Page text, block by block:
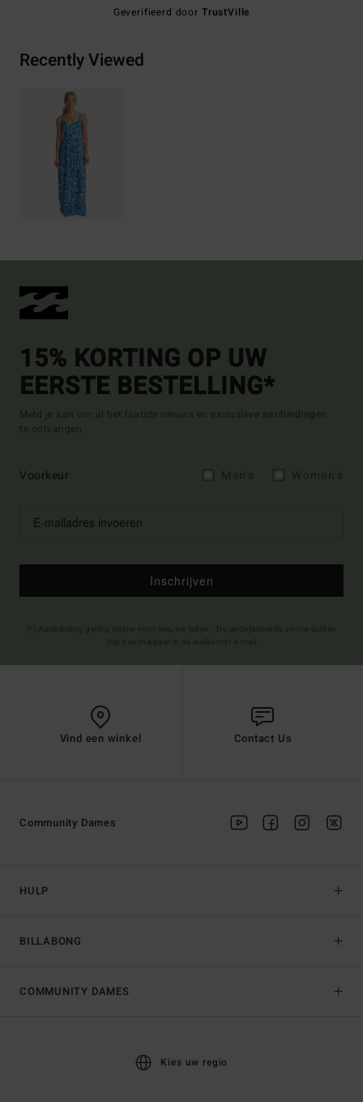
Geverifieerd door TrustVille
Recently Viewed
15% KORTING OP UW
EERSTE BESTELLING*
Meld je aan om al het laatste nieuws en exclusieve aanbiedingen
te ontvangen.
Voorkeur
Inschrijven
Vind een winkel Contact Us
HULP
BILLABONG
Community Dames
COMMUNITY DAMES
Kies uw regio